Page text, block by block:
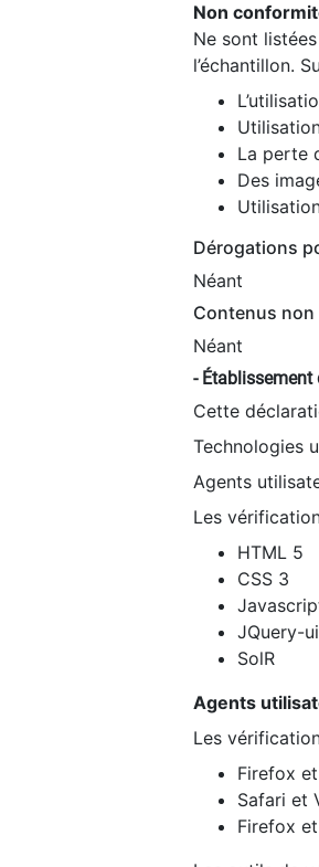
Non
Ne sont
l’échantillon.
La perte
Des
Dérogations
Néant
Contenus non
Néant
-
Cette
Technologies
Agents
Les
HTML 5
CSS 3
JQuery-ui
SolR
Agents
Les
Firefox
Safari et
Firefox